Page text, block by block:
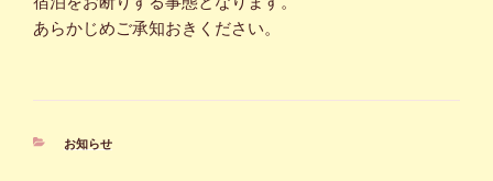
あらかじめご承知おきください。
カ
お知らせ